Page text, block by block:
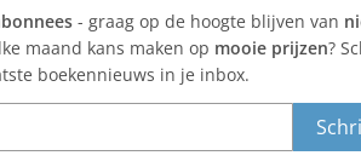
- graag op de hoogte blijven van
maand kans maken op mooie prijzen?
boekennieuws in je inbox.